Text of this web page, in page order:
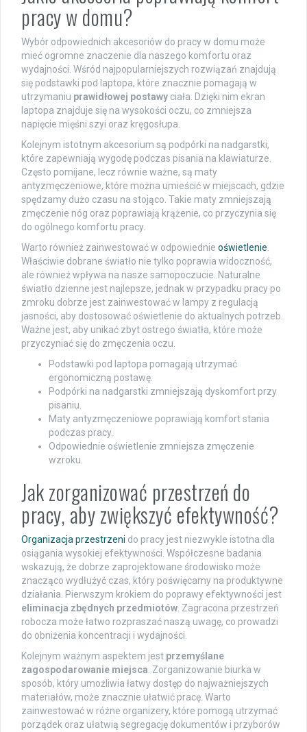
pracy w domu?
Wybór odpowiednich akcesoriów do pracy w domu może
mieć ogromne znaczenie dla naszego komfortu oraz
wydajności. Wśród najpopularniejszych rozwiązań znajdują
się podstawki pod laptopa, które znacznie pomagają w
utrzymaniu prawidłowej postawy ciała. Dzięki nim ekran
laptopa znajduje się na wysokości oczu, co zmniejsza
napięcie mięśni szyi oraz kręgosłupa.
Kolejnym istotnym akcesorium są podpórki na nadgarstki,
które zapewniają wygodę podczas pisania na klawiaturze.
Często pomijane, lecz równie ważne, są maty
antyzmęczeniowe, które można umieścić w miejscach, gdzie
spędzamy dużo czasu na stojąco. Takie maty zmniejszają
zmęczenie nóg oraz poprawiają krążenie, co przyczynia się
do ogólnego komfortu pracy.
Warto również zainwestować w odpowiednie oświetlenie.
Właściwie dobrane światło nie tylko poprawia widoczność,
ale również wpływa na nasze samopoczucie. Naturalne
światło dzienne jest najlepsze, jednak w przypadku pracy po
zmroku dobrze jest zainwestować w lampy z regulacją
jasności, aby dostosować oświetlenie do aktualnych potrzeb.
Ważne jest, aby unikać zbyt ostrego światła, które może
przyczyniać się do zmęczenia oczu.
Podstawki pod laptopa pomagają utrzymać
ergonomiczną postawę.
Podpórki na nadgarstki zmniejszają dyskomfort przy
pisaniu.
Maty antyzmęczeniowe poprawiają komfort stania
podczas pracy.
Odpowiednie oświetlenie zmniejsza zmęczenie
wzroku.
Jak zorganizować przestrzeń do
pracy, aby zwiększyć efektywność?
Organizacja przestrzeni do pracy jest niezwykle istotna dla
osiągania wysokiej efektywności. Współczesne badania
wskazują, że dobrze zaprojektowane środowisko może
znacząco wydłużyć czas, który poświęcamy na produktywne
działania. Pierwszym krokiem do poprawy efektywności jest
eliminacja zbędnych przedmiotów. Zagracona przestrzeń
robocza może łatwo rozpraszać naszą uwagę, co prowadzi
do obniżenia koncentracji i wydajności.
Kolejnym ważnym aspektem jest przemyślane
zagospodarowanie miejsca. Zorganizowanie biurka w
sposób, który umożliwia łatwy dostęp do najważniejszych
materiałów, może znacznie ułatwić pracę. Warto
zainwestować w różne organizery, które pomogą utrzymać
porządek oraz ułatwią segregację dokumentów i przyborów